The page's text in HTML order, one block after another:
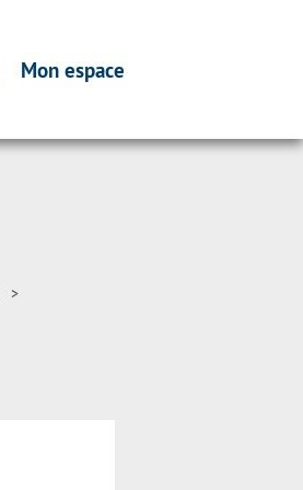
Mon espace
>